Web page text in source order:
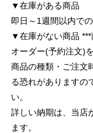
▼在庫がある商品
即日～1週間以内で
▼在庫がない商品
オーダー(予約注文)
商品の種類・ご注文
る恐れがありますの
い。
詳しい納期は、当店
ます。